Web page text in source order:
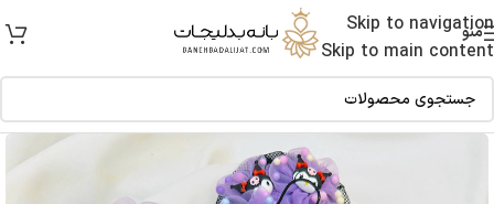
Skip to navigation
Skip to main content
منو